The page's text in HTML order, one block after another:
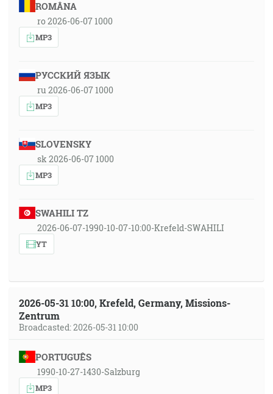
ROMÂNA
ro 2026-06-07 1000
MP3
РУССКИЙ ЯЗЫК
ru 2026-06-07 1000
MP3
SLOVENSKY
sk 2026-06-07 1000
MP3
SWAHILI TZ
2026-06-07-1990-10-07-10:00-Krefeld-SWAHILI
YT
2026-05-31 10:00, Krefeld, Germany, Missions-
Zentrum
Broadcasted: 2026-05-31 10:00
PORTUGUÊS
1990-10-27-1430-Salzburg
MP3